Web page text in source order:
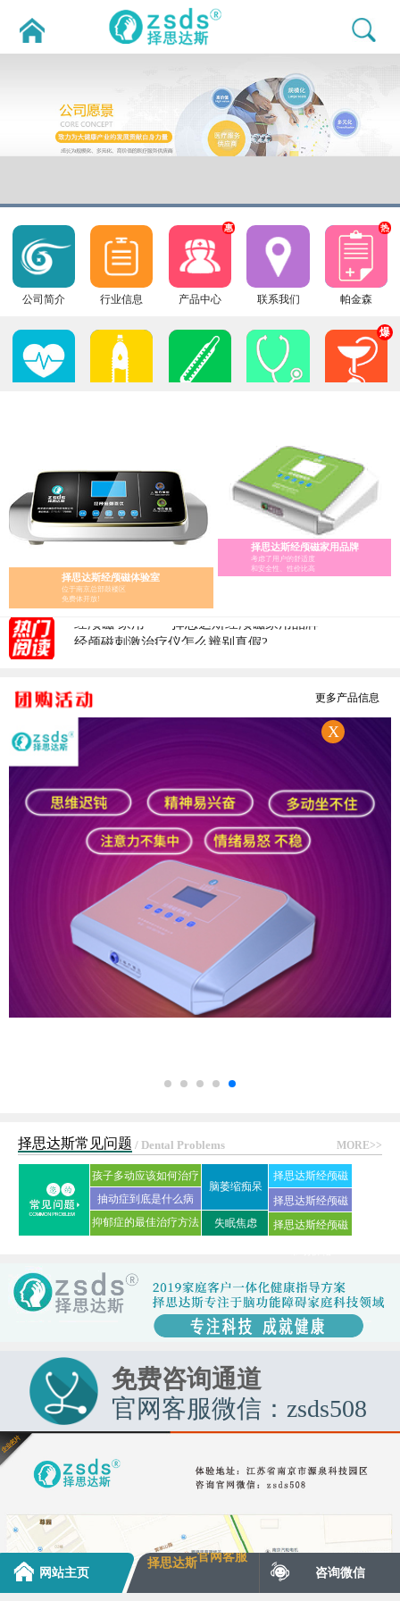
公司简介 行业信息 产品中心
惠
联系我们 帕金森
热
爆
失眠焦虑 癫痫 脑瘫 脑血管病 更多科普
择思达斯经颅磁体验室
位于南京总部鼓楼区
免费体开放!
择思达斯经颅磁家用品牌
考虑了用户的舒适度
和安全性、性价比高
经颅磁家庭版的选择指南
经颅磁刺激治疗仪怎么辨别真假?
南京择思达斯经颅磁市场价格多少
孩子抽动症用经颅磁治疗和吃药哪个效果好
更多产品信息
MORE>>
择思达斯常见问题 / Dental Problems
孩子多动应该如何治疗
抽动症到底是什么病
抑郁症的最佳治疗方法
脑萎缩痴呆
失眠焦虑
择思达斯经颅磁
刺激仪常见问答
择思达斯经颅磁
家用品牌
择思达斯经颅磁
免费咨询通道
官网客服微信：zsds508
X
网站主页
择思达斯官网客服
咨询微信